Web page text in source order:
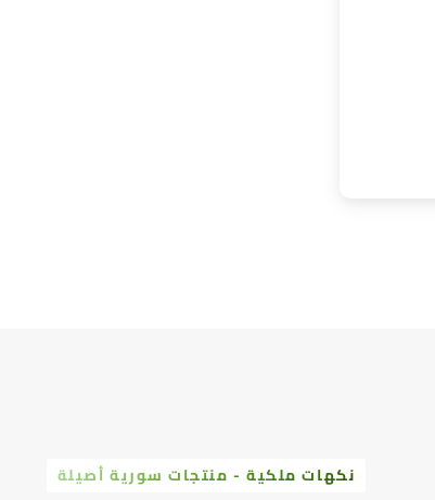
نكهات ملكية - منتجات سورية أصيلة